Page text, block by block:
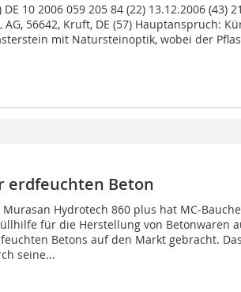
DE 10 2006 059 205 84 (22) 13.12.2006 (43)
AG, 56642, Kruft, DE (57) Hauptanspruch:
mit Natursteinoptik, wobei der
erdfeuchten Beton
Hydrotech 860 plus hat MC-
für die Herstellung von Betonwaren
Betons auf den Markt gebracht.
seine...